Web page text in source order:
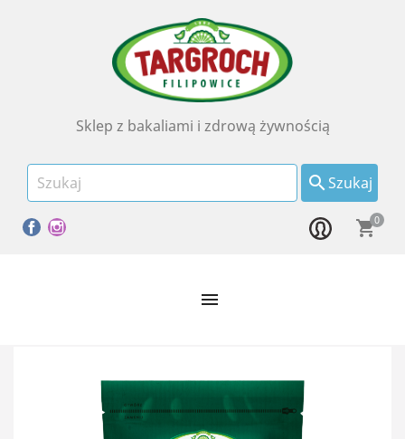
Szukaj
Sklep z bakaliami i zdrową żywnością
Facebook shopping_cart0
